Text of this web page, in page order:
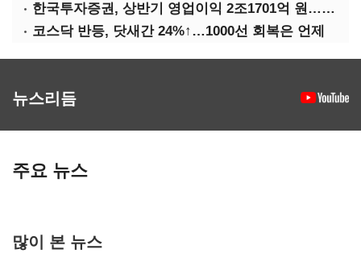
한국투자증권, 상반기 영업이익 2조1701억 원… 전년비 89.1%↑
코스닥 반등, 닷새간 24%↑…1000선 회복은 언제
뉴스리듬
주요 뉴스
많이 본 뉴스